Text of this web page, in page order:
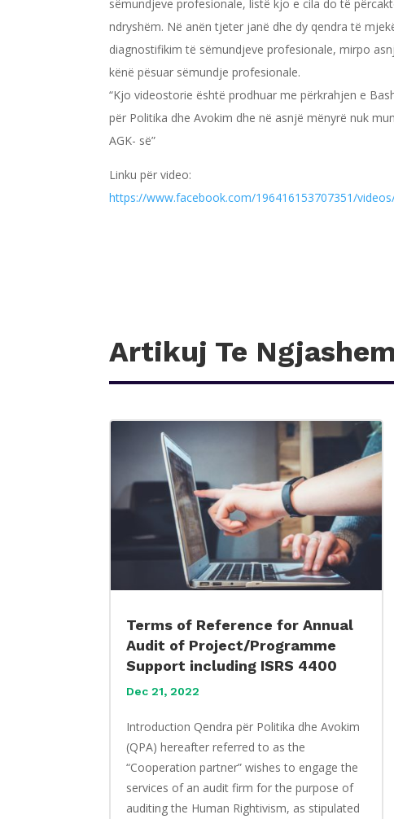
sëmundjeve profesionale, listë kjo e cila do të
ndryshëm. Në anën tjeter janë dhe dy qendra të
diagnostifikim të sëmundjeve profesionale, mirpo
kënë pësuar sëmundje profesionale.
“Kjo videostorie është prodhuar me përkrahjen e
për Politika dhe Avokim dhe në asnjë mënyrë nuk
AGK- së”
Linku për video:
https://www.facebook.com/196416153707351/
Artikuj Te Ngjashem
Terms of Reference for Annual
Audit of Project/Programme
Support including ISRS 4400
Dec 21, 2022
Introduction Qendra për Politika dhe Avokim
(QPA) hereafter referred to as the
“Cooperation partner” wishes to engage the
services of an audit firm for the purpose of
auditing the Human Rightivism, as stipulated